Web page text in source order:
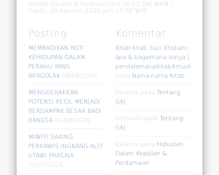
Ibadah Syukur & Perayaan HUT ke-22 GKJ WKM |
Sabtu, 30 Agustus 2025 jam 17.00 WIB
Posting
MEMBAGIKAN ROTI
KEHIDUPAN DALAM
PERAHU YANG
BERGOLAK 08/08/2026
MENGGERAKKAN
POTENSI KECIL MENJADI
BERDAMPAK BESAR BAGI
BANGSA 01/08/2026
MIWITI SAKING
PERKAWIS INGKANG ALIT
UTAWI PRASAJA
25/07/2026
Komentar
Kitab-kitab Suci Kristiani;
apa & bagaimana isinya |
pendalamanalkitab4muslim
pada Nama-nama Kitab
Elisanta padaTentang
GKJ
kristanto padaTentang
GKJ
Elisanta pada Hiduplah
Dalam Keadilan &
Perdamaian